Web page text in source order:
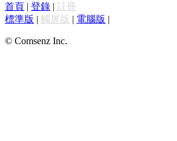
首頁 | 登錄 | 註冊
標準版 | 觸屏版 | 電腦版 |
© Comsenz Inc.